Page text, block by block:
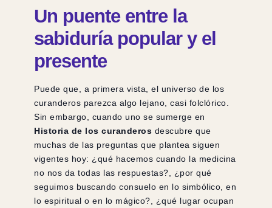
Un puente entre la
sabiduría popular y el
presente
Puede que, a primera vista, el universo de los
curanderos parezca algo lejano, casi folclórico.
Sin embargo, cuando uno se sumerge en
Historia de los curanderos descubre que
muchas de las preguntas que plantea siguen
vigentes hoy: ¿qué hacemos cuando la medicina
no nos da todas las respuestas?, ¿por qué
seguimos buscando consuelo en lo simbólico, en
lo espiritual o en lo mágico?, ¿qué lugar ocupan